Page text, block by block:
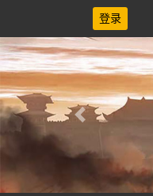
登录
Previous